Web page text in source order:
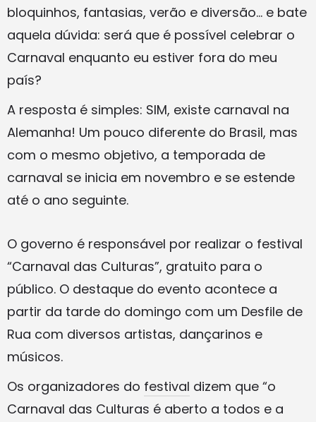
bloquinhos, fantasias, verão e diversão… e bate
aquela dúvida: será que é possível celebrar o
Carnaval enquanto eu estiver fora do meu
país?
A resposta é simples: SIM, existe carnaval na
Alemanha! Um pouco diferente do Brasil, mas
com o mesmo objetivo, a temporada de
carnaval se inicia em novembro e se estende
até o ano seguinte.
O governo é responsável por realizar o festival
“Carnaval das Culturas”, gratuito para o
público. O destaque do evento acontece a
partir da tarde do domingo com um Desfile de
Rua com diversos artistas, dançarinos e
músicos.
Os organizadores do festival dizem que “o
Carnaval das Culturas é aberto a todos e a